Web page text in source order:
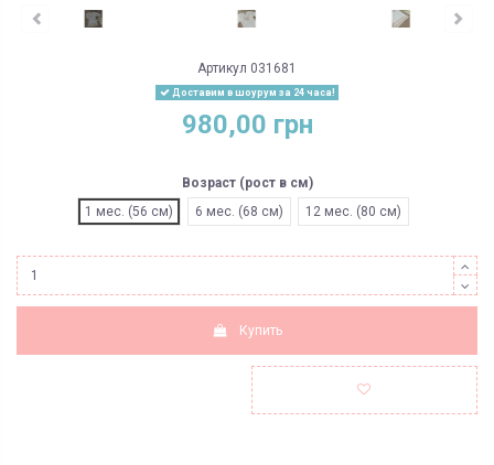
Артикул 031681
Доставим в шоурум за 24 часа!
980,00 грн
Возраст (рост в см)
1 мес. (56 см)
6 мес. (68 см) 12 мес. (80 см)
Купить